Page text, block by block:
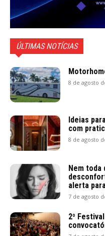
ÚLTIMAS NOTÍCIAS
8 de agosto
Ideias
com
8 de agosto
Nem toda
alerta
7 de agosto
2º